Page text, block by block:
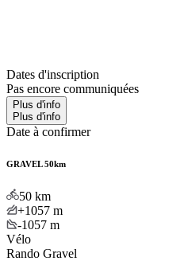
Dates d'inscription
Pas encore communiquées
Plus d'info
Plus d'info
Date à confirmer
GRAVEL 50km
50 km
+1057 m
-1057 m
Vélo
Rando Gravel